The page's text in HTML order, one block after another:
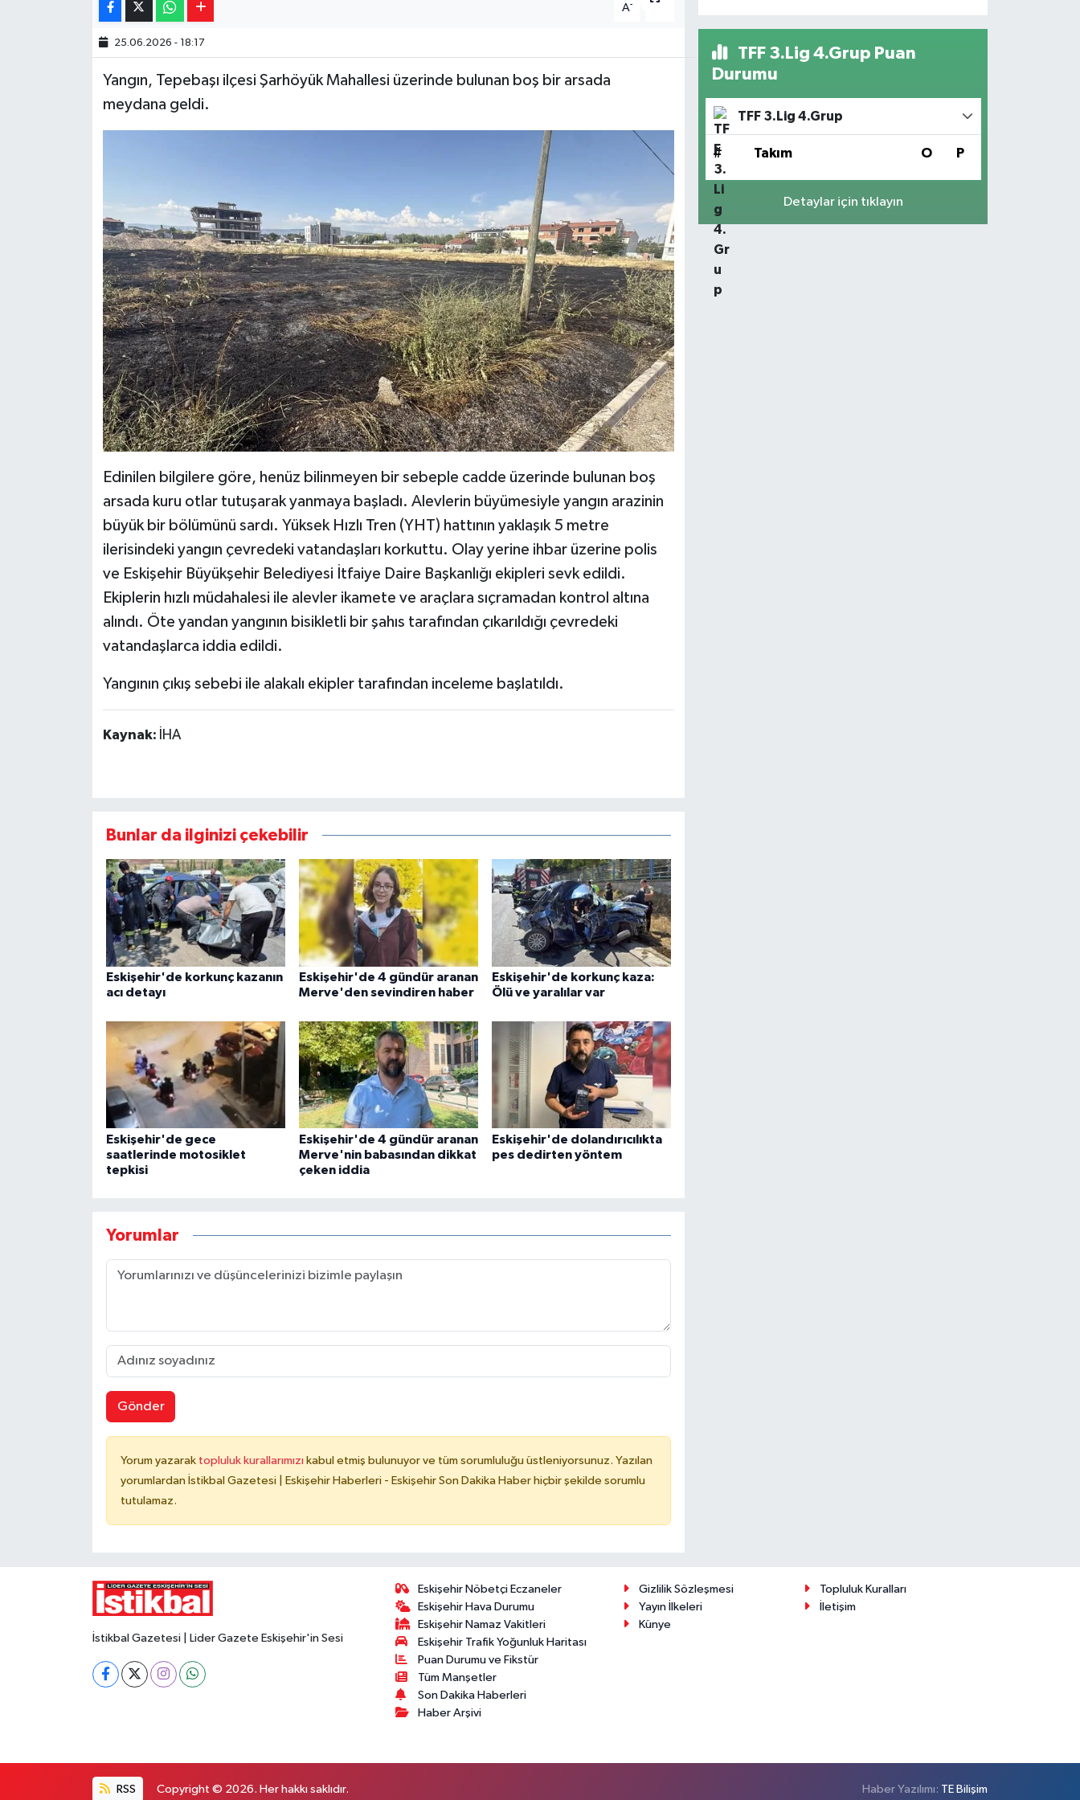
A-
25.06.2026 - 18:17
Yangın, Tepebaşı ilçesi Şarhöyük Mahallesi üzerinde bulunan boş bir arsada
meydana geldi.
Edinilen bilgilere göre, henüz bilinmeyen bir sebeple cadde üzerinde bulunan boş
arsada kuru otlar tutuşarak yanmaya başladı. Alevlerin büyümesiyle yangın arazinin
büyük bir bölümünü sardı. Yüksek Hızlı Tren (YHT) hattının yaklaşık 5 metre
ilerisindeki yangın çevredeki vatandaşları korkuttu. Olay yerine ihbar üzerine polis
ve Eskişehir Büyükşehir Belediyesi İtfaiye Daire Başkanlığı ekipleri sevk edildi.
Ekiplerin hızlı müdahalesi ile alevler ikamete ve araçlara sıçramadan kontrol altına
alındı. Öte yandan yangının bisikletli bir şahıs tarafından çıkarıldığı çevredeki
vatandaşlarca iddia edildi.
Yangının çıkış sebebi ile alakalı ekipler tarafından inceleme başlatıldı.
Kaynak: İHA
Bunlar da ilginizi çekebilir
Eskişehir'de korkunç kazanın
acı detayı
Eskişehir'de 4 gündür aranan
Merve'den sevindiren haber
Eskişehir'de korkunç kaza:
Ölü ve yaralılar var
Eskişehir'de gece
saatlerinde motosiklet
tepkisi
Eskişehir'de 4 gündür aranan
Merve'nin babasından dikkat
çeken iddia
Eskişehir'de dolandırıcılıkta
pes dedirten yöntem
Yorumlar
Gönder
Yorum yazarak topluluk kurallarımızı kabul etmiş bulunuyor ve tüm sorumluluğu üstleniyorsunuz. Yazılan
yorumlardan İstikbal Gazetesi | Eskişehir Haberleri - Eskişehir Son Dakika Haber hiçbir şekilde sorumlu
tutulamaz.
TFF 3.Lig 4.Grup Puan
Durumu
TFF 3.Lig 4.Grup
# Takım O P
Detaylar için tıklayın
İstikbal Gazetesi | Lider Gazete Eskişehir'in Sesi
Eskişehir Nöbetçi Eczaneler
Eskişehir Hava Durumu
Eskişehir Namaz Vakitleri
Eskişehir Trafik Yoğunluk Haritası
Puan Durumu ve Fikstür
Tüm Manşetler
Son Dakika Haberleri
Haber Arşivi
Gizlilik Sözleşmesi
Topluluk Kuralları
Yayın İlkeleri
İletişim
Künye
RSS Copyright © 2026. Her hakkı saklıdır. Haber Yazılımı: TE Bilişim